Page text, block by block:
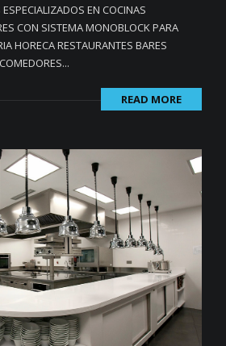
EN COCINAS
CON SISTEMA MONOBLOCK PARA
HORECA RESTAURANTES BARES
READ MORE